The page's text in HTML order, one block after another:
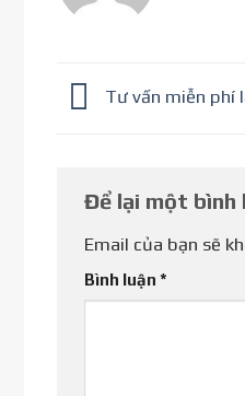
Tư vấn miễn phí
Để lại một bình
Email của bạn sẽ
Bình luận *